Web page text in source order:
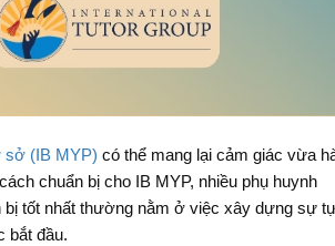
sở (IB MYP) có thể mang lại cảm giác vừa
chuẩn bị cho IB MYP, nhiều phụ huynh
tốt nhất thường nằm ở việc xây dựng sự
bắt đầu.